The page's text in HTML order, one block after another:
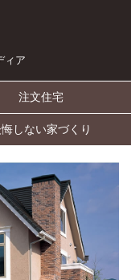
ィア
注文住宅
しない家づくり